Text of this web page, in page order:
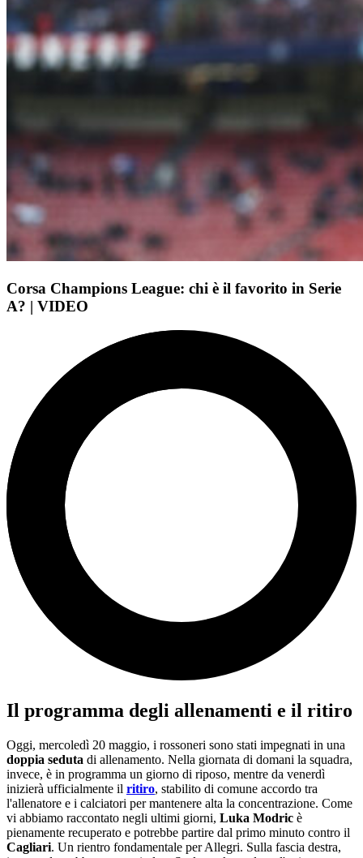
Corsa Champions League: chi è il favorito in Serie
A? | VIDEO
Il programma degli allenamenti e il ritiro
Oggi, mercoledì 20 maggio, i rossoneri sono stati impegnati in una
doppia seduta di allenamento. Nella giornata di domani la squadra,
invece, è in programma un giorno di riposo, mentre da venerdì
inizierà ufficialmente il ritiro, stabilito di comune accordo tra
l'allenatore e i calciatori per mantenere alta la concentrazione. Come
vi abbiamo raccontato negli ultimi giorni, Luka Modric è
pienamente recuperato e potrebbe partire dal primo minuto contro il
Cagliari. Un rientro fondamentale per Allegri. Sulla fascia destra,